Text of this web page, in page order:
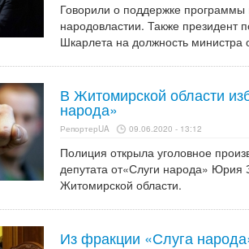
Говорили о поддержке программы
народовластии. Также президент
Шкарлета на должность министра
В Житомирской области
народа»
РепортерUA 09.06.2020 - 13:12
Полиция открыла уголовное
депутата от«Слуги народа» Юрия
Житомирской области.
Из фракции «Слуга